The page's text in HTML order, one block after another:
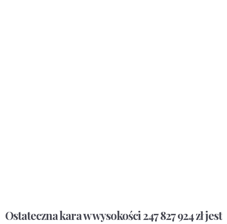
Ostateczna kara w wysokości 247 827 924 zł jest